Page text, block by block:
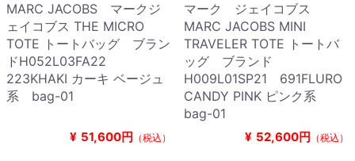
MARC JACOBS マークジ
ェイコブス THE MICRO
TOTE トートバッグ ブラン
ドH052L03FA22
223KHAKI カーキ ベージュ
系 bag-01
¥ 51,600円 （税込）
マーク ジェイコブス
MARC JACOBS MINI
TRAVELER TOTE トートバ
ッグ ブランド
H009L01SP21 691FLURO
CANDY PINK ピンク系
bag-01
¥ 52,600円 （税込）